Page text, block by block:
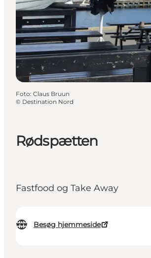
Rødspætten
Fastfood og Take Away
Besøg hjemmeside
Foto: Claus Bruun
© Destination Nord